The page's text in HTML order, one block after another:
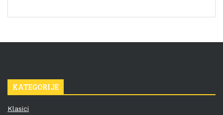
KATEGORIJE
Klasici